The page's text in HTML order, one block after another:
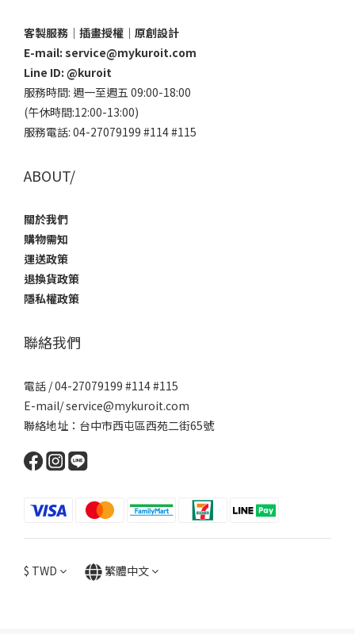
客製服務｜插畫授權｜原創設計
E-mail: service@mykuroit.com
Line ID: @kuroit
服務時間: 週一至週五 09:00-18:00
(午休時間:12:00-13:00)
服務電話: 04-27079199 #114 #115
ABOUT/
關於我們
購物需知
運送政策
退換貨政策
隱私權政策
聯絡我們
電話 / 04-27079199 #114 #115
E-mail/ service@mykuroit.com
聯絡地址：台中市西屯區西苑二街65號
$ TWD 繁體中文